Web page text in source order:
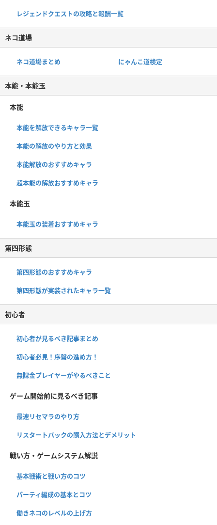
レジェンドクエストの攻略と報酬一覧
ネコ道場
ネコ道場まとめ にゃんこ道検定
本能・本能玉
本能
本能を解放できるキャラ一覧
本能の解放のやり方と効果
本能解放のおすすめキャラ
超本能の解放おすすめキャラ
本能玉
本能玉の装着おすすめキャラ
第四形態
第四形態のおすすめキャラ
第四形態が実装されたキャラ一覧
初心者
初心者が見るべき記事まとめ
初心者必見！序盤の進め方！
無課金プレイヤーがやるべきこと
ゲーム開始前に見るべき記事
最速リセマラのやり方
リスタートパックの購入方法とデメリット
戦い方・ゲームシステム解説
基本戦術と戦い方のコツ
パーティ編成の基本とコツ
働きネコのレベルの上げ方